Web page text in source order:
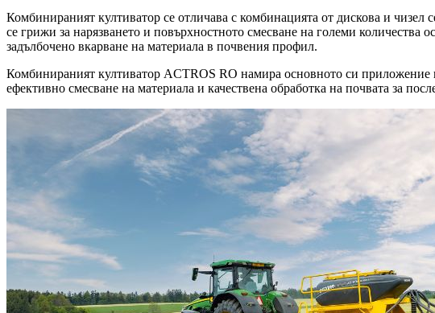
Комбинираният култиватор се отличава с комбинацията от дискова и
се грижи за нарязването и повърхностното смесване на големи количества
задълбочено вкарване на материала в почвения профил.
Комбинираният култиватор ACTROS RO намира основното си приложение
ефективно смесване на материала и качествена обработка на почвата за